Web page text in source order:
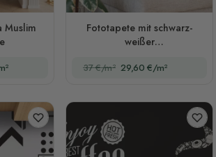
Muslim
Fototapete mit schwarz-
weißer
Kinderzimmer
37 €/m² 29,60 €/m²